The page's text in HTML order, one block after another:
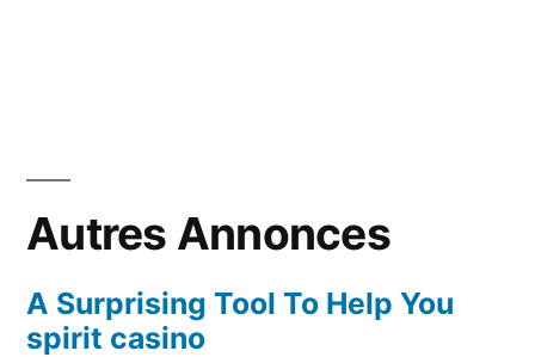
Autres Annonces
A Surprising Tool To Help You
spirit casino